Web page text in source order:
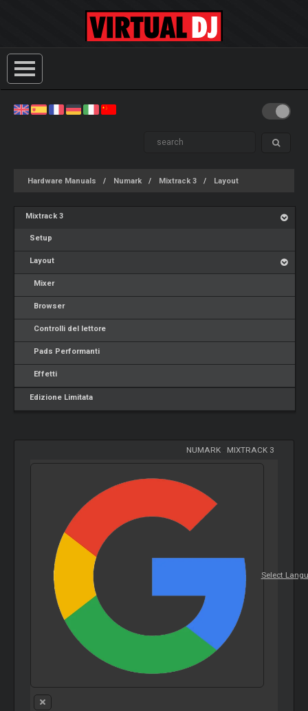
Hardware Manuals Numark Mixtrack 3 Layout
Mixtrack 3
Setup
Layout
Mixer
Browser
Controlli del lettore
Pads Performanti
Effetti
Edizione Limitata
NUMARK- MIXTRACK 3
Select